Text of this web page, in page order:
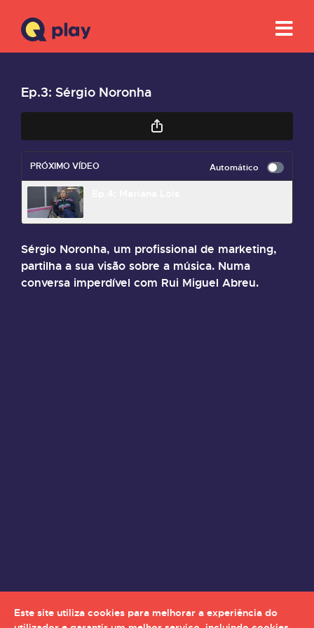
Ep.3: Sérgio Noronha
PRÓXIMO VÍDEO Automático
Sérgio Noronha, um profissional de marketing,
partilha a sua visão sobre a música. Numa
conversa imperdível com Rui Miguel Abreu.
Este site utiliza cookies para melhorar a experiência do